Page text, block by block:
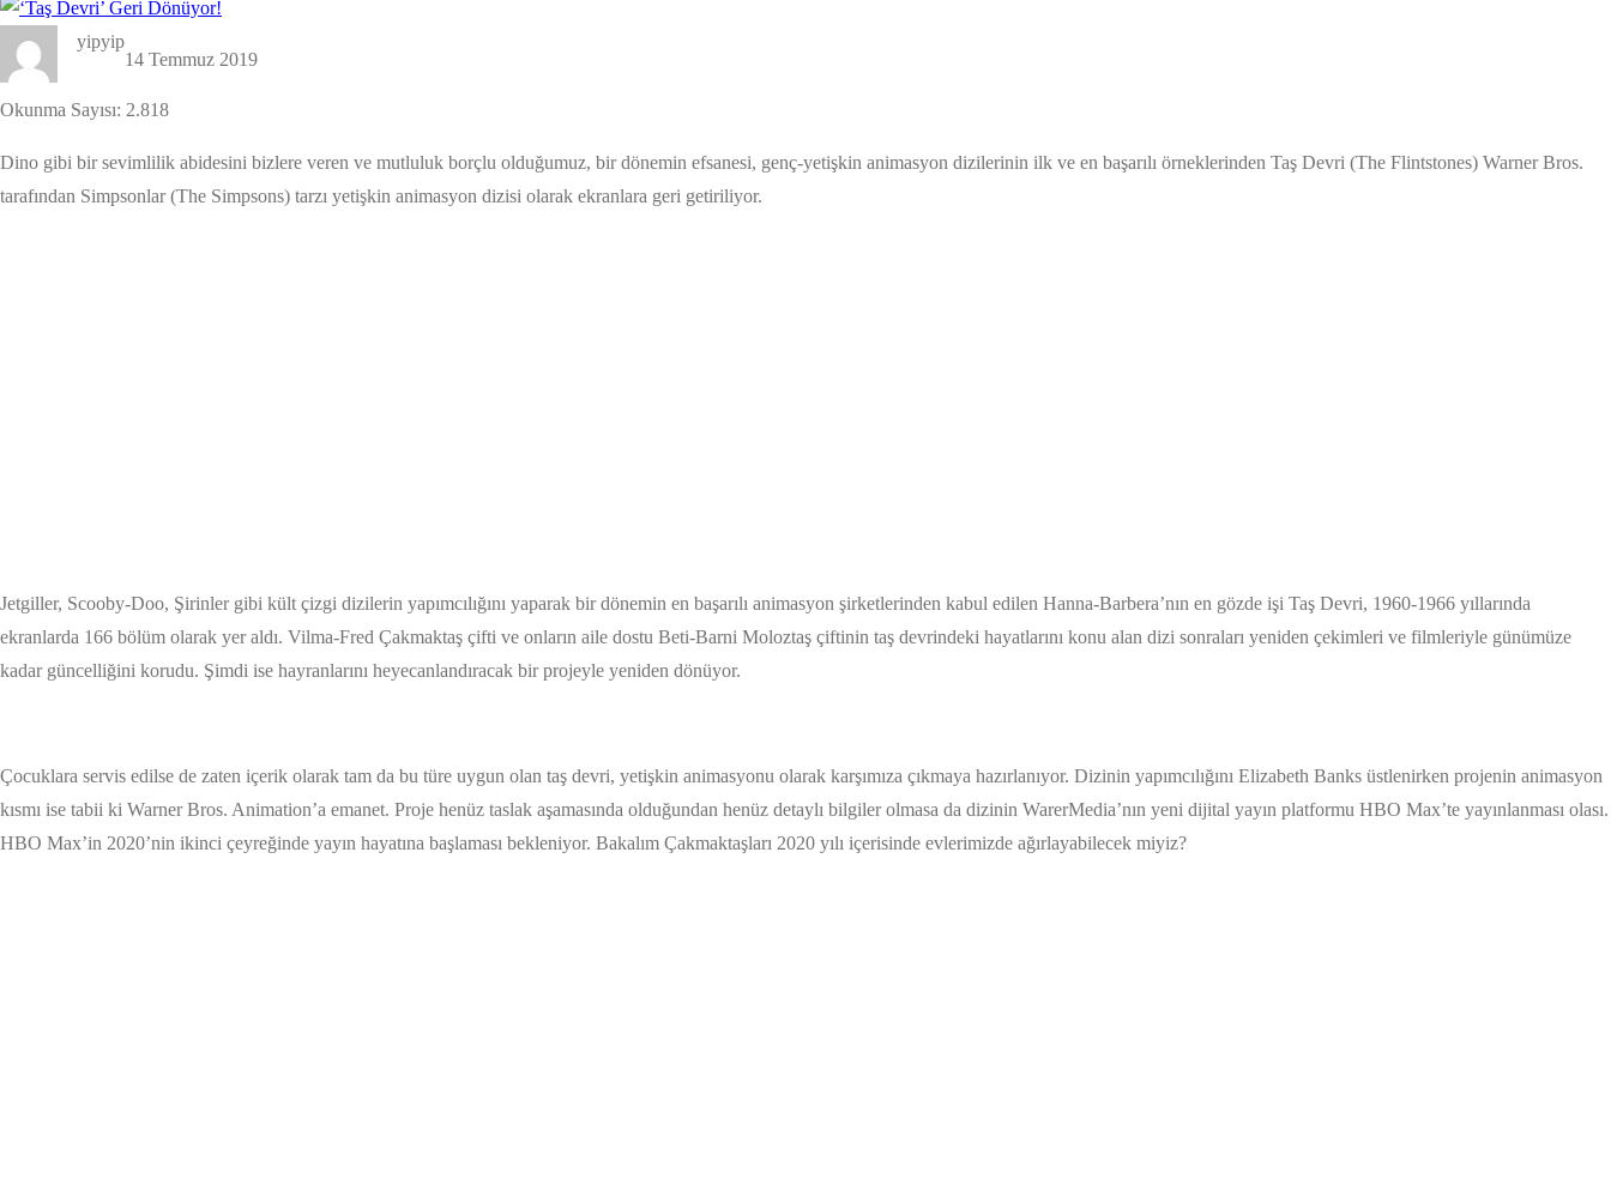
yipyip
14 Temmuz 2019
Okunma Sayısı: 2.818
Dino gibi bir sevimlilik abidesini bizlere veren ve mutluluk borçlu olduğumuz, bir dönemin efsanesi, genç-yetişkin animasyon dizilerinin ilk ve en başarılı örneklerinden Taş Devri (The Flintstones) Warner Bros.
tarafından Simpsonlar (The Simpsons) tarzı yetişkin animasyon dizisi olarak ekranlara geri getiriliyor.
Jetgiller, Scooby-Doo, Şirinler gibi kült çizgi dizilerin yapımcılığını yaparak bir dönemin en başarılı animasyon şirketlerinden kabul edilen Hanna-Barbera’nın en gözde işi Taş Devri, 1960-1966 yıllarında
ekranlarda 166 bölüm olarak yer aldı. Vilma-Fred Çakmaktaş çifti ve onların aile dostu Beti-Barni Moloztaş çiftinin taş devrindeki hayatlarını konu alan dizi sonraları yeniden çekimleri ve filmleriyle günümüze
kadar güncelliğini korudu. Şimdi ise hayranlarını heyecanlandıracak bir projeyle yeniden dönüyor.
Çocuklara servis edilse de zaten içerik olarak tam da bu türe uygun olan taş devri, yetişkin animasyonu olarak karşımıza çıkmaya hazırlanıyor. Dizinin yapımcılığını Elizabeth Banks üstlenirken projenin animasyon
kısmı ise tabii ki Warner Bros. Animation’a emanet. Proje henüz taslak aşamasında olduğundan henüz detaylı bilgiler olmasa da dizinin WarerMedia’nın yeni dijital yayın platformu HBO Max’te yayınlanması olası.
HBO Max’in 2020’nin ikinci çeyreğinde yayın hayatına başlaması bekleniyor. Bakalım Çakmaktaşları 2020 yılı içerisinde evlerimizde ağırlayabilecek miyiz?